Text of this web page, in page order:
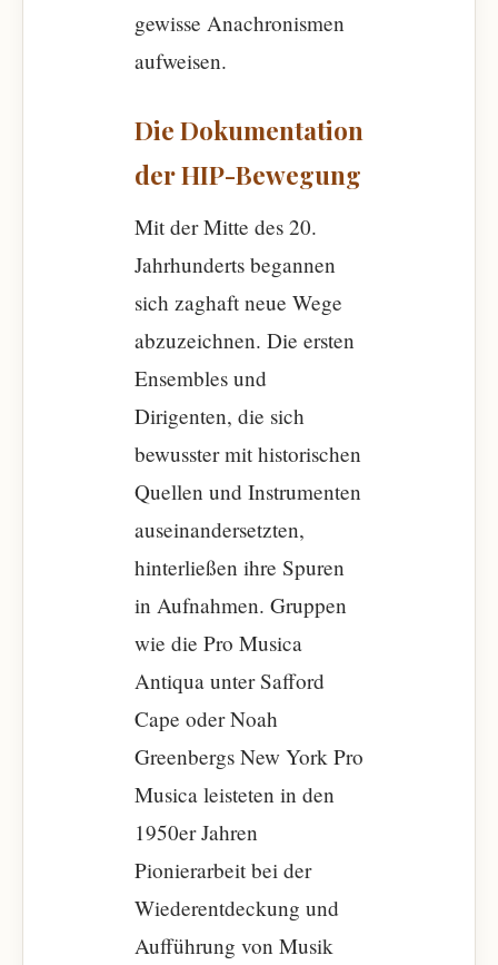
gewisse Anachronismen
aufweisen.
Die Dokumentation
der HIP-Bewegung
Mit der Mitte des 20.
Jahrhunderts begannen
sich zaghaft neue Wege
abzuzeichnen. Die ersten
Ensembles und
Dirigenten, die sich
bewusster mit historischen
Quellen und Instrumenten
auseinandersetzten,
hinterließen ihre Spuren
in Aufnahmen. Gruppen
wie die Pro Musica
Antiqua unter Safford
Cape oder Noah
Greenbergs New York Pro
Musica leisteten in den
1950er Jahren
Pionierarbeit bei der
Wiederentdeckung und
Aufführung von Musik